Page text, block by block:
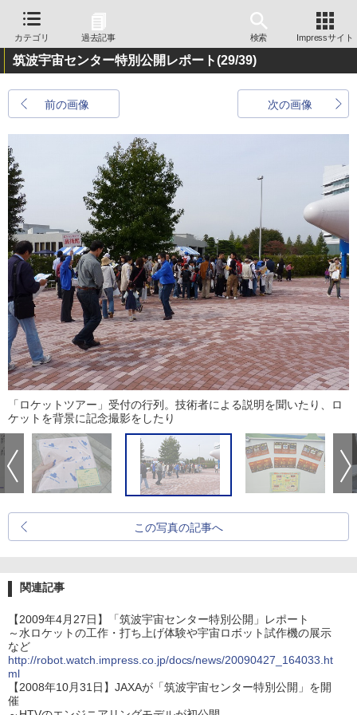
カテゴリ 過去記事 検索 Impressサイト
筑波宇宙センター特別公開レポート(29/39)
前の画像 次の画像
「ロケットツアー」受付の行列。技術者による説明を聞いたり、ロ
ケットを背景に記念撮影をしたり
この写真の記事へ
関連記事
【2009年4月27日】「筑波宇宙センター特別公開」レポート
～水ロケットの工作・打ち上げ体験や宇宙ロボット試作機の展示
など
http://robot.watch.impress.co.jp/docs/news/20090427_164033.ht
ml
【2008年10月31日】JAXAが「筑波宇宙センター特別公開」を開
催